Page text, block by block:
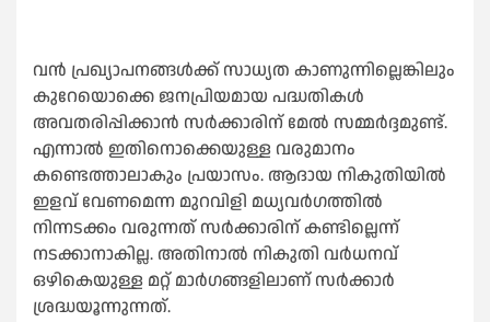
വന്‍ പ്രഖ്യാപനങ്ങള്‍ക്ക് സാധ്യത കാണുന്നില്ലെങ്കിലും
കുറേയൊക്കെ ജനപ്രിയമായ പദ്ധതികള്‍
അവതരിപ്പിക്കാന്‍ സര്‍ക്കാരിന് മേല്‍ സമ്മ‍ര്‍ദ്ദമുണ്ട്.
എന്നാല്‍ ഇതിനൊക്കെയുള്ള വരുമാനം
കണ്ടെത്താലാകും പ്രയാസം. ആദായ നികുതിയില്‍
ഇളവ് വേണമെന്ന മുറവിളി മധ്യവര്‍ഗത്തില്‍
നിന്നടക്കം വരുന്നത് സര്‍ക്കാരിന് കണ്ടില്ലെന്ന്
നടക്കാനാകില്ല. അതിനാല്‍ നികുതി വര്‍ധനവ്
ഒഴികെയുള്ള മറ്റ് മാര്‍ഗങ്ങളിലാണ് സര്‍ക്കാര്‍
ശ്രദ്ധയൂന്നുന്നത്.